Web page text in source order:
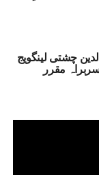
چشتی لینگویج
مقرر